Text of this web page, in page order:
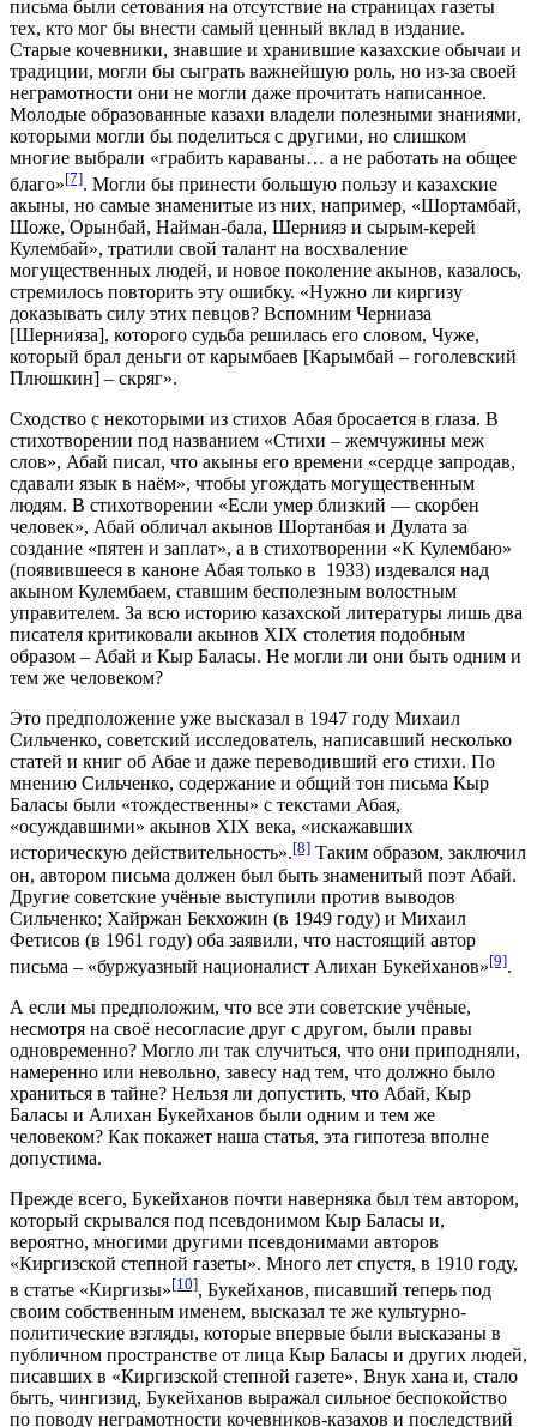
письма были сетования на отсутствие на страницах газеты
тех, кто мог бы внести самый ценный вклад в издание.
Старые кочевники, знавшие и хранившие казахские обычаи и
традиции, могли бы сыграть важнейшую роль, но из-за своей
неграмотности они не могли даже прочитать написанное.
Молодые образованные казахи владели полезными знаниями,
которыми могли бы поделиться с другими, но слишком
многие выбрали «грабить караваны… а не работать на общее
благо»[7]. Могли бы принести большую пользу и казахские
акыны, но самые знаменитые из них, например, «Шортамбай,
Шоже, Орынбай, Найман-бала, Шернияз и сырым-керей
Кулембай», тратили свой талант на восхваление
могущественных людей, и новое поколение акынов, казалось,
стремилось повторить эту ошибку. «Нужно ли киргизу
доказывать силу этих певцов? Вспомним Черниаза
[Шернияза], которого судьба решилась его словом, Чуже,
который брал деньги от карымбаев [Карымбай – гоголевский
Плюшкин] – скряг».
Сходство с некоторыми из стихов Абая бросается в глаза. В
стихотворении под названием «Стихи – жемчужины меж
слов», Абай писал, что акыны его времени «сердце запродав,
сдавали язык в наём», чтобы угождать могущественным
людям. В стихотворении «Если умер близкий — скорбен
человек», Абай обличал акынов Шортанбая и Дулата за
создание «пятен и заплат», а в стихотворении «К Кулембаю»
(появившееся в каноне Абая только в 1933) издевался над
акыном Кулембаем, ставшим бесполезным волостным
управителем. За всю историю казахской литературы лишь два
писателя критиковали акынов XIX столетия подобным
образом – Абай и Кыр Баласы. Не могли ли они быть одним и
тем же человеком?
Это предположение уже высказал в 1947 году Михаил
Сильченко, советский исследователь, написавший несколько
статей и книг об Абае и даже переводивший его стихи. По
мнению Сильченко, содержание и общий тон письма Кыр
Баласы были «тождественны» с текстами Абая,
«осуждавшими» акынов XIX века, «искажавших
историческую действительность».[8] Таким образом, заключил
он, автором письма должен был быть знаменитый поэт Абай.
Другие советские учёные выступили против выводов
Сильченко; Хайржан Бекхожин (в 1949 году) и Михаил
Фетисов (в 1961 году) оба заявили, что настоящий автор
письма – «буржуазный националист Алихан Букейханов»[9].
А если мы предположим, что все эти советские учёные,
несмотря на своё несогласие друг с другом, были правы
одновременно? Могло ли так случиться, что они приподняли,
намеренно или невольно, завесу над тем, что должно было
храниться в тайне? Нельзя ли допустить, что Абай, Кыр
Баласы и Алихан Букейханов были одним и тем же
человеком? Как покажет наша статья, эта гипотеза вполне
допустима.
Прежде всего, Букейханов почти наверняка был тем автором,
который скрывался под псевдонимом Кыр Баласы и,
вероятно, многими другими псевдонимами авторов
«Киргизской степной газеты». Много лет спустя, в 1910 году,
в статье «Киргизы»[10], Букейханов, писавший теперь под
своим собственным именем, высказал те же культурно-
политические взгляды, которые впервые были высказаны в
публичном пространстве от лица Кыр Баласы и других людей,
писавших в «Киргизской степной газете». Внук хана и, стало
быть, чингизид, Букейханов выражал сильное беспокойство
по поводу неграмотности кочевников-казахов и последствий